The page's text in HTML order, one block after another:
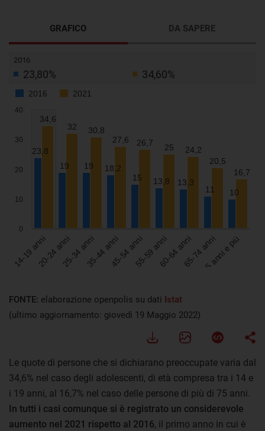
GRAFICO DA SAPERE
FONTE: elaborazione openpolis su dati Istat
(ultimo aggiornamento: giovedì 19 Maggio 2022)
Le quote di persone che si dichiarano preoccupate varia dal
34,6% nel caso degli adolescenti, di età compresa tra i 14 e
i 19 anni, al 16,7% nel caso delle persone di più di 75 anni.
In tutti i casi comunque si è registrato un considerevole
aumento nel 2021 rispetto al 2016, il primo anno in cui è